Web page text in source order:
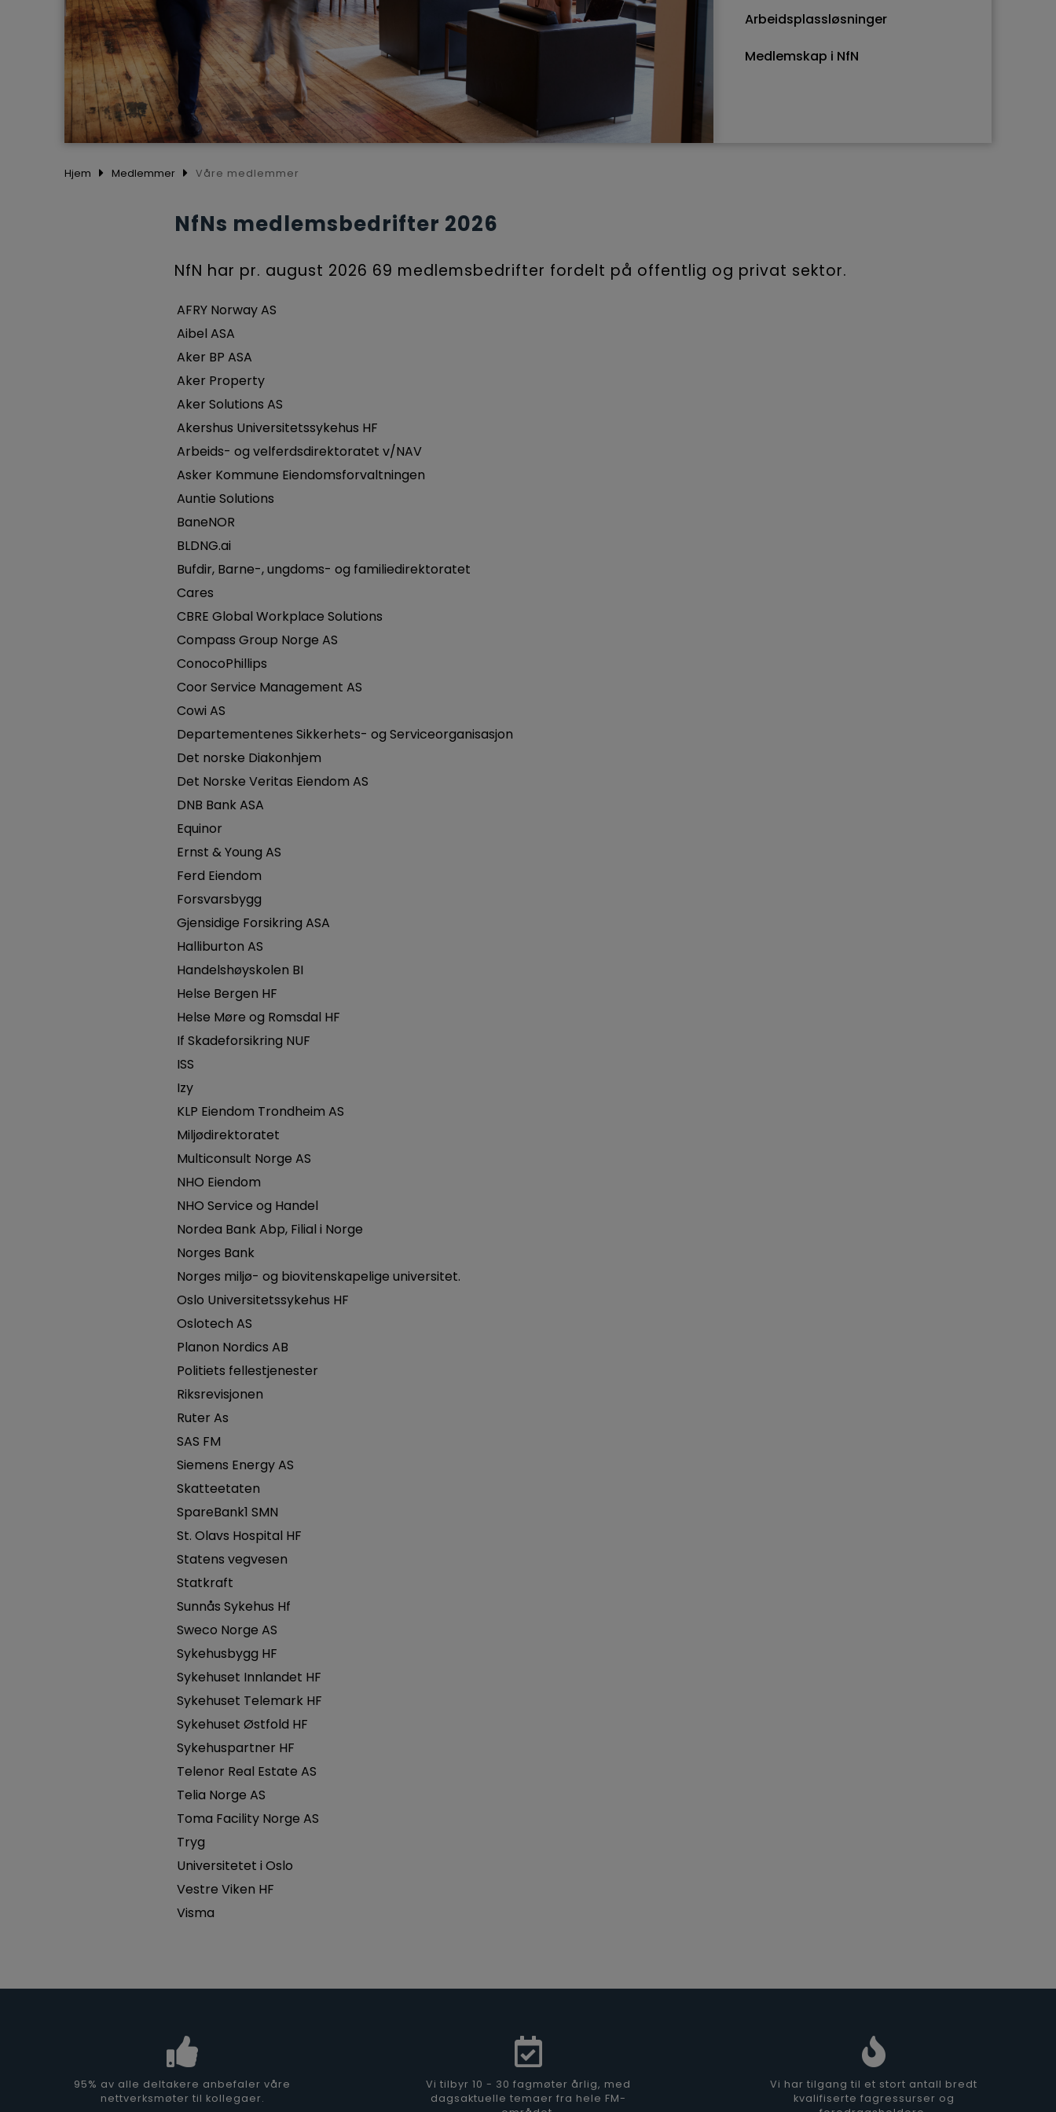
Arbeidsplassløsninger
Medlemskap i NfN
Hjem Medlemmer Våre medlemmer
NfNs medlemsbedrifter 2026
NfN har pr. august 2026 69 medlemsbedrifter fordelt på offentlig og privat sektor.
AFRY Norway AS
Aibel ASA
Aker BP ASA
Aker Property
Aker Solutions AS
Akershus Universitetssykehus HF
Arbeids- og velferdsdirektoratet v/NAV
Asker Kommune Eiendomsforvaltningen
Auntie Solutions
BaneNOR
BLDNG.ai
Bufdir, Barne-, ungdoms- og familiedirektoratet
Cares
CBRE Global Workplace Solutions
Compass Group Norge AS
ConocoPhillips
Coor Service Management AS
Cowi AS
Departementenes Sikkerhets- og Serviceorganisasjon
Det norske Diakonhjem
Det Norske Veritas Eiendom AS
DNB Bank ASA
Equinor
Ernst & Young AS
Ferd Eiendom
Forsvarsbygg
Gjensidige Forsikring ASA
Halliburton AS
Handelshøyskolen BI
Helse Bergen HF
Helse Møre og Romsdal HF
If Skadeforsikring NUF
ISS
Izy
KLP Eiendom Trondheim AS
Miljødirektoratet
Multiconsult Norge AS
NHO Eiendom
NHO Service og Handel
Nordea Bank Abp, Filial i Norge
Norges Bank
Norges miljø- og biovitenskapelige universitet.
Oslo Universitetssykehus HF
Oslotech AS
Planon Nordics AB
Politiets fellestjenester
Riksrevisjonen
Ruter As
SAS FM
Siemens Energy AS
Skatteetaten
SpareBank1 SMN
St. Olavs Hospital HF
Statens vegvesen
Statkraft
Sunnås Sykehus Hf
Sweco Norge AS
Sykehusbygg HF
Sykehuset Innlandet HF
Sykehuset Telemark HF
Sykehuset Østfold HF
Sykehuspartner HF
Telenor Real Estate AS
Telia Norge AS
Toma Facility Norge AS
Tryg
Universitetet i Oslo
Vestre Viken HF
Visma
95% av alle deltakere anbefaler våre
nettverksmøter til kollegaer.
Vi tilbyr 10 - 30 fagmøter årlig, med
dagsaktuelle temaer fra hele FM-
Vi har tilgang til et stort antall bredt
kvalifiserte fagressurser og